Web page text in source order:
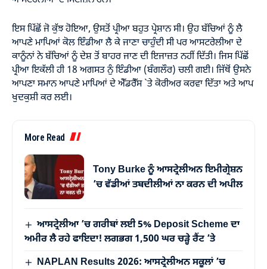
ਇਸ ਪਿੱਛੋਂ ਜੋ ਕੁੱਝ ਹੋਇਆ, ਉਸਤੋਂ ਪ੍ਰੀਆ ਬਹੁਤ ਪ੍ਰੇਸ਼ਾਨ ਸੀ। ਉਹ ਬੱਚਿਆਂ ਨੂੰ ਲੈ
ਆਪਣੇ ਮਾਪਿਆਂ ਕੋਲ ਇੰਡੀਆ ਲੈ ਕੇ ਜਾਣਾ ਚਾਹੁੰਦੀ ਸੀ ਪਰ ਆਸਟਰੇਲੀਆ ਦੇ
ਕਾਨੂੰਨਾਂ ਨੇ ਬੱਚਿਆਂ ਨੂੰ ਦੇਸ਼ ਤੋਂ ਬਾਹਰ ਜਾਣ ਦੀ ਇਜਾਜ਼ਤ ਨਹੀਂ ਦਿੱਤੀ। ਜਿਸ ਪਿੱਛੋਂ
ਪ੍ਰੀਆ ਇਕੱਲੀ ਹੀ 18 ਅਗਸਤ ਨੁੰ ਇੰਡੀਆ (ਬੰਗਲੌਰ) ਚਲੀ ਗਈ। ਜਿੱਥੋਂ ਉਸਨੇ
ਆਪਣਾ ਸਮਾਨ ਆਪਣੇ ਮਾਪਿਆਂ ਦੇ ਐੱਡਰੈੱਸ `ਤੇ ਕੋਰੀਅਰ ਕਰਵਾ ਦਿੱਤਾ ਅਤੇ ਆਪ
ਖੁਦਕੁਸ਼ੀ ਕਰ ਲਈ।
More Read
Tony Burke ਨੂੰ ਆਸਟ੍ਰੇਲੀਅਨ ਇਮੀਗ੍ਰੇਸ਼ਨ
’ਚ ਵੱਡੀਆਂ ਤਬਦੀਲੀਆਂ ਨਾ ਕਰਨ ਦੀ ਅਪੀਲ
ਆਸਟ੍ਰੇਲੀਆ ’ਚ ਗਰੀਬਾਂ ਲਈ 5% Deposit Scheme ਦਾ
ਅਮੀਰ ਲੈ ਰਹੇ ਫਾਇਦਾ! ਲਗਭਗ 1,500 ਘਰ ਚੜ੍ਹੇ ਰੈਂਟ ’ਤੇ
NAPLAN Results 2026: ਆਸਟ੍ਰੇਲੀਅਨ ਸਕੂਲਾਂ ’ਚ